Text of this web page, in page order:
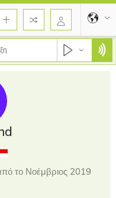
το Νοέμβριος 2019